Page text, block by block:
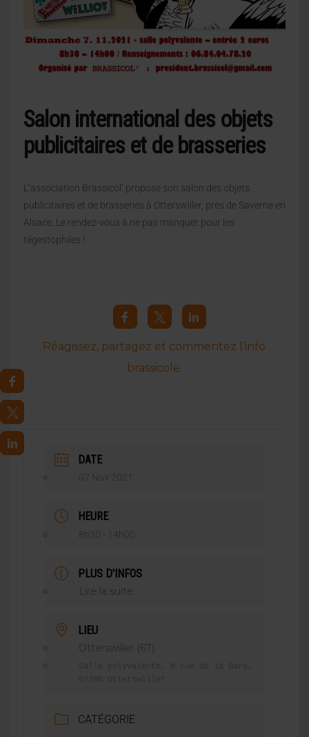
Salon international des objets
publicitaires et de brasseries
L’association Brassicol’ propose son salon des objets
publicitaires et de brasseries à Otterswiller, près de Saverne en
Alsace. Le rendez-vous à ne pas manquer pour les
tégestophiles !
Réagissez, partagez et commentez l’info
brassicole.
DATE
07 Nov 2021
HEURE
8h30 - 14h00
PLUS D'INFOS
Lire la suite
LIEU
Otterswiller (67)
CATÉGORIE